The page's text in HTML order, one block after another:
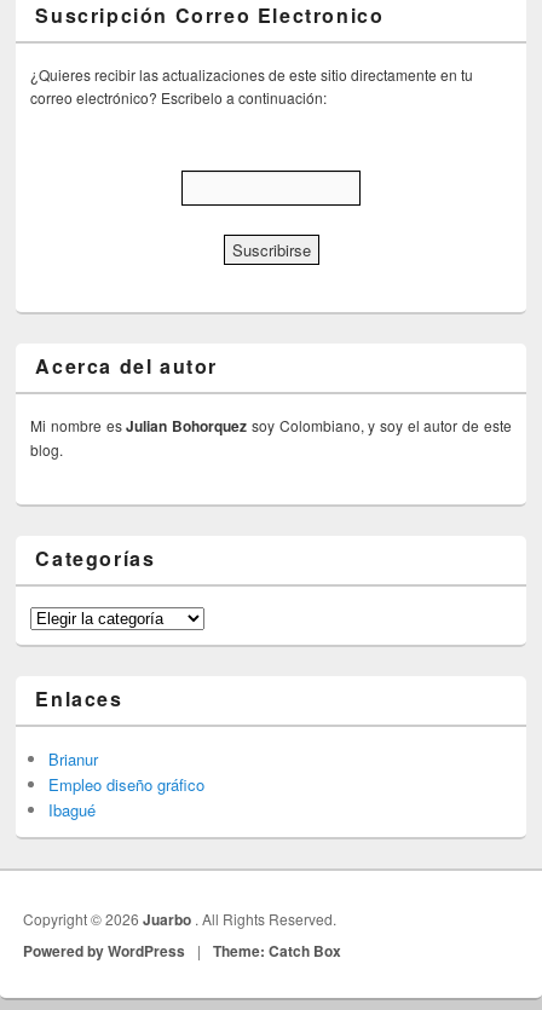
Suscripción Correo Electronico
¿Quieres recibir las actualizaciones de este sitio directamente en tu
correo electrónico? Escribelo a continuación:
Acerca del autor
Mi nombre esJulian Bohorquez soy Colombiano, y soy el autor de este
blog.
Categorías
Categorías
Enlaces
Brianur
Empleo diseño gráfico
Ibagué
Copyright © 2026Juarbo . All Rights Reserved.
Powered by WordPress | Theme: Catch Box